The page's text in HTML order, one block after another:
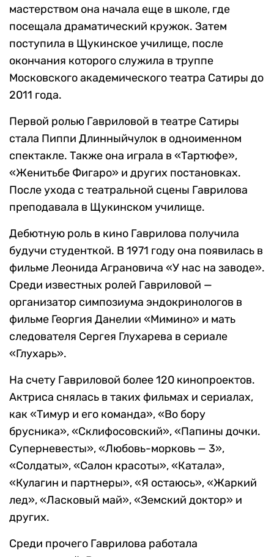
мастерством она начала еще в школе, где
посещала драматический кружок. Затем
поступила в Щукинское училище, после
окончания которого служила в труппе
Московского академического театра Сатиры до
2011 года.
Первой ролью Гавриловой в театре Сатиры
стала Пиппи Длинныйчулок в одноименном
спектакле. Также она играла в «Тартюфе»,
«Женитьбе Фигаро» и других постановках.
После ухода с театральной сцены Гаврилова
преподавала в Щукинском училище.
Дебютную роль в кино Гаврилова получила
будучи студенткой. В 1971 году она появилась в
фильме Леонида Аграновича «У нас на заводе».
Среди известных ролей Гавриловой —
организатор симпозиума эндокринологов в
фильме Георгия Данелии «Мимино» и мать
следователя Сергея Глухарева в сериале
«Глухарь».
На счету Гавриловой более 120 кинопроектов.
Актриса снялась в таких фильмах и сериалах,
как «Тимур и его команда», «Во бору
брусника», «Склифосовский», «Папины дочки.
Суперневесты», «Любовь-морковь — 3»,
«Солдаты», «Салон красоты», «Катала»,
«Кулагин и партнеры», «Я остаюсь», «Жаркий
лед», «Ласковый май», «Земский доктор» и
других.
Среди прочего Гаврилова работала